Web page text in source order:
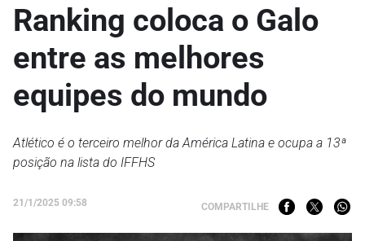
Ranking coloca o Galo
entre as melhores
equipes do mundo
Atlético é o terceiro melhor da América Latina e ocupa a 13ª
posição na lista do IFFHS
21/1/2025 09:58 COMPARTILHE